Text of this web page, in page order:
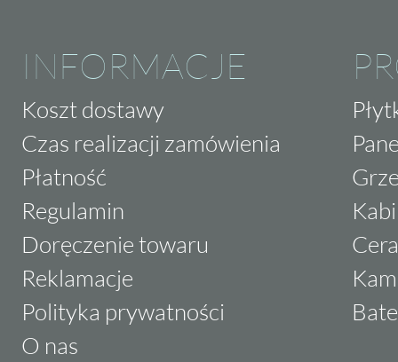
INFORMACJE
Koszt dostawy
Czas realizacji zamówienia
Płatność
Regulamin
Doręczenie towaru
Reklamacje
Polityka prywatności
O nas